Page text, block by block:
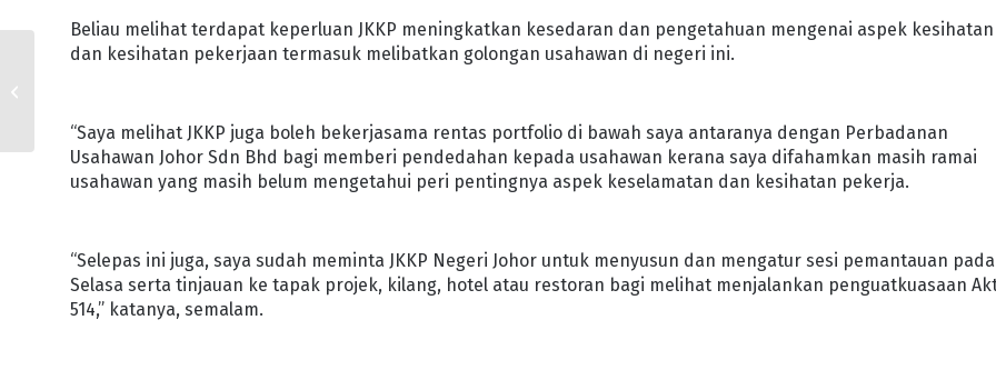
Beliau melihat terdapat keperluan JKKP meningkatkan kesedaran dan pengetahuan mengenai aspek kesihatan
dan kesihatan pekerjaan termasuk melibatkan golongan usahawan di negeri ini.
“Saya melihat JKKP juga boleh bekerjasama rentas portfolio di bawah saya antaranya dengan Perbadanan
Usahawan Johor Sdn Bhd bagi memberi pendedahan kepada usahawan kerana saya difahamkan masih ramai
usahawan yang masih belum mengetahui peri pentingnya aspek keselamatan dan kesihatan pekerja.
“Selepas ini juga, saya sudah meminta JKKP Negeri Johor untuk menyusun dan mengatur sesi pemantauan pada
Selasa serta tinjauan ke tapak projek, kilang, hotel atau restoran bagi melihat menjalankan penguatkuasaan
514,” katanya, semalam.